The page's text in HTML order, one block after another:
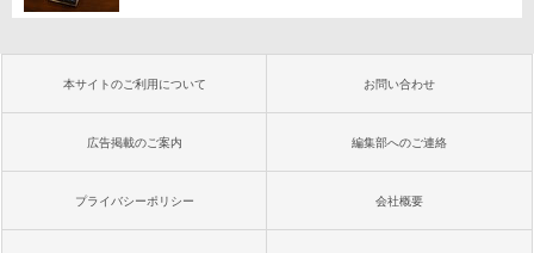
本サイトのご利用について お問い合わせ
広告掲載のご案内 編集部へのご連絡
プライバシーポリシー 会社概要